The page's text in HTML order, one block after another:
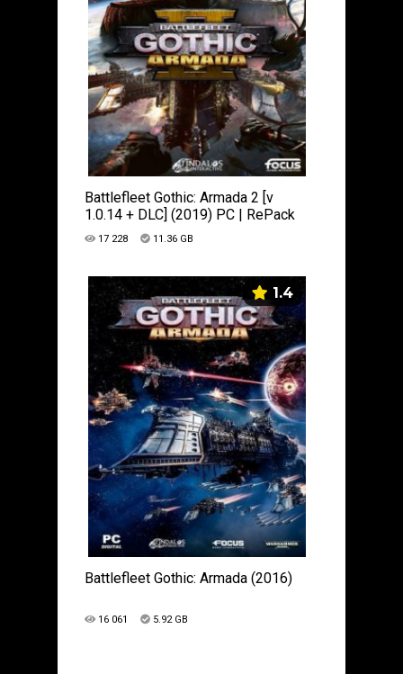
Battlefleet Gothic: Armada 2 [v
1.0.14 + DLC] (2019) PC | RePack
от xatab
17 228 11.36 GB
1.4
Battlefleet Gothic: Armada (2016)
16 061 5.92 GB